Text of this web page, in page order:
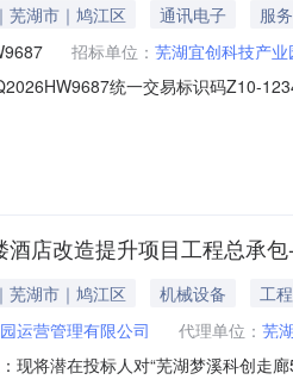
芜湖市｜鸠江区 通讯电子
服务
招标单位： 芜湖宜创科技产
统一交易标识码Z10-
目资金来源及比例：自筹资金100%
店改造提升项目工程总承
芜湖市｜鸠江区 机械设备
工程
运营管理有限公司 代理单位： 芜
现将潜在投标人对“芜湖梦溪科创走